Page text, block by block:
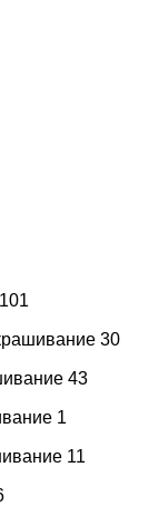
101
30
43
1
11